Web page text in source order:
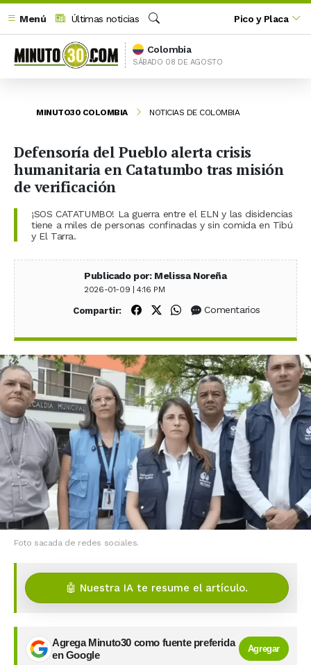
Menú
Últimas noticias
Buscar
Pico y Placa
Colombia
SÁBADO 08 DE AGOSTO
MINUTO30 COLOMBIA NOTICIAS DE COLOMBIA
Defensoría del Pueblo alerta crisis
humanitaria en Catatumbo tras misión
de verificación
¡SOS CATATUMBO! La guerra entre el ELN y las disidencias
tiene a miles de personas confinadas y sin comida en Tibú
y El Tarra.
Publicado por: Melissa Noreña
2026-01-09 | 4:16 PM
Compartir: Compartir en Facebook
Compartir en X (Twitter)
Compartir en WhatsApp
Comentarios
Foto sacada de redes sociales.
🤖 Nuestra IA te resume el artículo.
Agrega Minuto30 como fuente preferida
en Google
Agregar